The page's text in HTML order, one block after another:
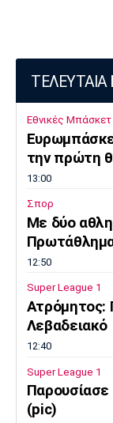
ΤΕΛΕΥΤΑΙΑ
Εθνικές Μπάσκετ
την πρώτη
13:00
Σπορ
Mε δύο
12:50
Super League 1
Ατρόμητος:
Λεβαδειακό
12:40
Super League 1
(pic)